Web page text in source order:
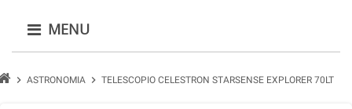
MENU
chevron_right ASTRONOMIA chevron_right TELESCOPIO CELESTRON STARSENSE EXPLORER 70LT